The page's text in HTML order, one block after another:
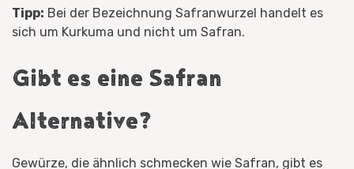
Tipp: Bei der Bezeichnung Safranwurzel handelt es
sich um Kurkuma und nicht um Safran.
Gibt es eine Safran
Alternative?
Gewürze, die ähnlich schmecken wie Safran, gibt es